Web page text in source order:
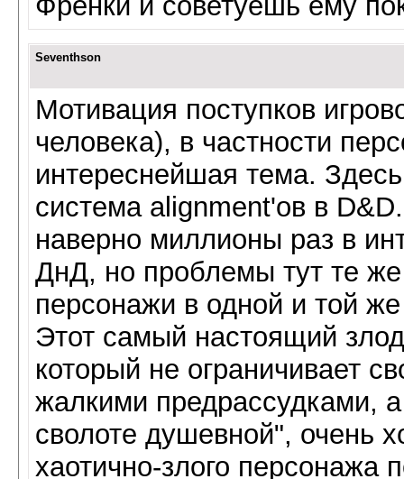
Seventhson
Мотивация поступков
человека), в частности
интереснейшая тема.
система alignment'ов в
наверно миллионы раз в
ДнД, но проблемы тут те
персонажи в одной и той
Этот самый настоящий
который не ограничивает
жалкими предрассудками,
сволоте душевной", очень
хаотично-злого персонажа